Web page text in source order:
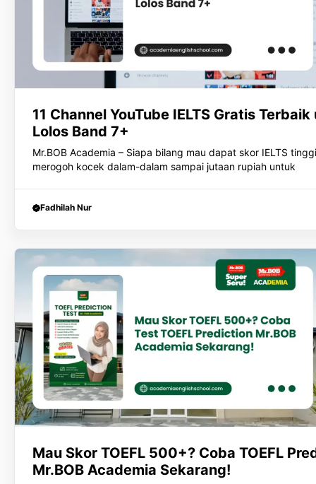
11 Channel YouTube IELTS Gratis
Lolos Band 7+
Mr.BOB Academia – Siapa bilang mau dapat skor IELTS
merogoh kocek dalam-dalam sampai jutaan rupiah untuk
Fadhilah Nur
Mau Skor TOEFL 500+? Coba TOEFL
Mr.BOB Academia Sekarang!